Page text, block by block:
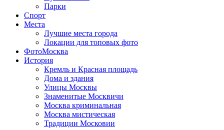
Парки
Спорт
Места
Лучшие места города
Локации для топовых фото
ФотоМосква
История
Кремль и Красная площадь
Дома и здания
Улицы Москвы
Знаменитые Москвичи
Москва криминальная
Москва мистическая
Традиции Московии